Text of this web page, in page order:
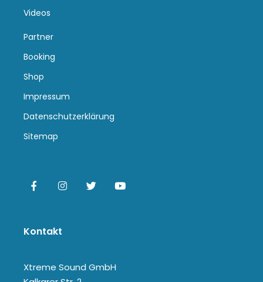
Videos
Partner
Booking
Shop
Impressum
Datenschutzerklärung
Sitemap
Kontakt
Xtreme Sound GmbH